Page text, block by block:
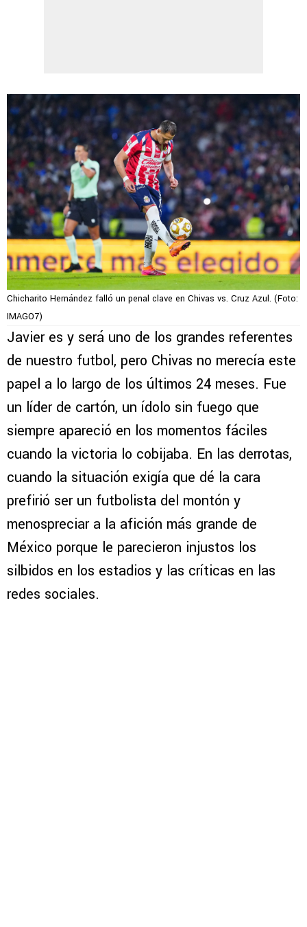
Chicharito Hernández falló un penal clave en Chivas vs. Cruz Azul. (Foto:
IMAGO7)
Javier es y será uno de los grandes referentes
de nuestro futbol, pero Chivas no merecía este
papel a lo largo de los últimos 24 meses. Fue
un líder de cartón, un ídolo sin fuego que
siempre apareció en los momentos fáciles
cuando la victoria lo cobijaba. En las derrotas,
cuando la situación exigía que dé la cara
prefirió ser un futbolista del montón y
menospreciar a la afición más grande de
México porque le parecieron injustos los
silbidos en los estadios y las críticas en las
redes sociales.